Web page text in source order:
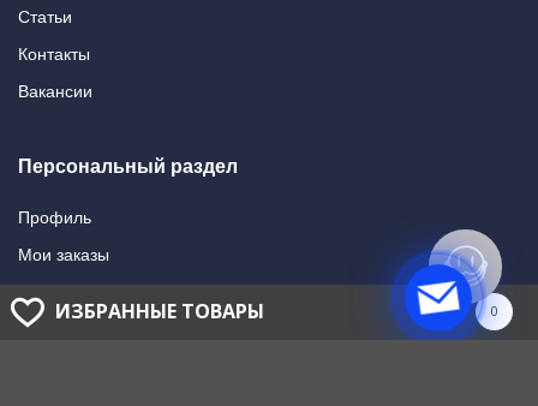
Статьи
Контакты
Вакансии
Персональный раздел
Профиль
Мои заказы
Мои подписки
Написать в поддержку
ИЗБРАННЫЕ ТОВАРЫ 0